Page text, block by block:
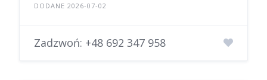
DODANE 2026-07-02
Zadzwoń: +48 692 347 958